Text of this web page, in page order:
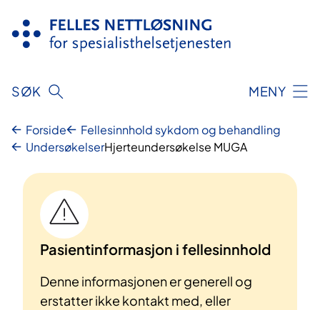
innhold
SØK MENY
Forside
Fellesinnhold sykdom og behandling
UndersøkelserHjerteundersøkelse MUGA
Pasientinformasjon i fellesinnhold
Denne informasjonen er generell og
erstatter ikke kontakt med, eller